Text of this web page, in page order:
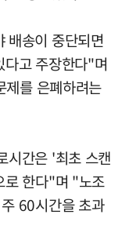
배송이 중단되면
다고 주장한다"며
를 은폐하려는
시간은 '최초 스캔
로 한다"며 "노조
60시간을 초과